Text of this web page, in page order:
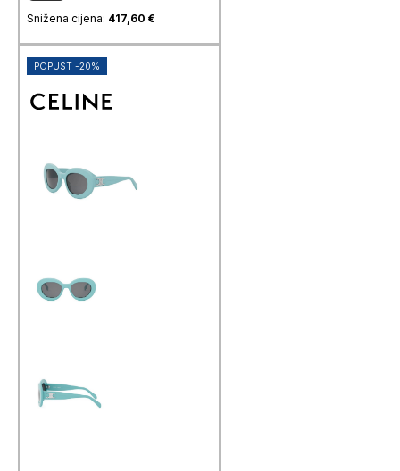
Snižena cijena: 417,60 €
POPUST -20%